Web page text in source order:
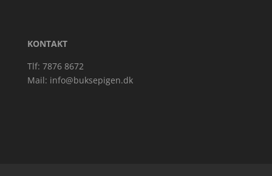
KONTAKT
Tlf: 7876 8672
Mail: info@buksepigen.dk